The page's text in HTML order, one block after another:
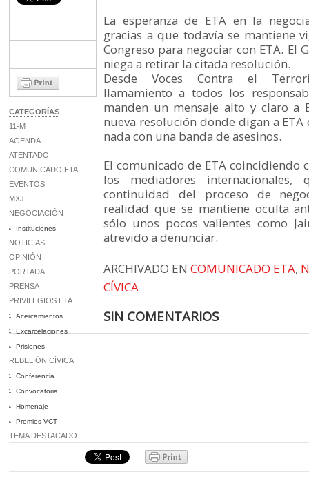
CATEGORÍAS
11-M
AGENDA
ATENTADO
COMUNICADO ETA
EVENTOS
MXJ
NEGOCIACIÓN
Instituciones
NOTICIAS
OPINIÓN
PORTADA
PRENSA
PRIVILEGIOS ETA
Acercamientos
Excarcelaciones
Prisiones
REBELIÓN CÍVICA
Conferencia
Convocatoria
Homenaje
Premios VCT
TEMA DESTACADO
La esperanza de ETA en la
gracias a que todavía se mantiene
Congreso para negociar con ETA. El
niega a retirar la citada resolución.
Desde Voces Contra el
llamamiento a todos los
manden un mensaje alto y claro a
nueva resolución donde digan a
nada con una banda de asesinos.
El comunicado de ETA coincidiendo
los mediadores
continuidad del proceso de
realidad que se mantiene oculta
sólo unos pocos valientes como
atrevido a denunciar.
ARCHIVADO EN COMUNICADO ETA,
CÍVICA
SIN COMENTARIOS